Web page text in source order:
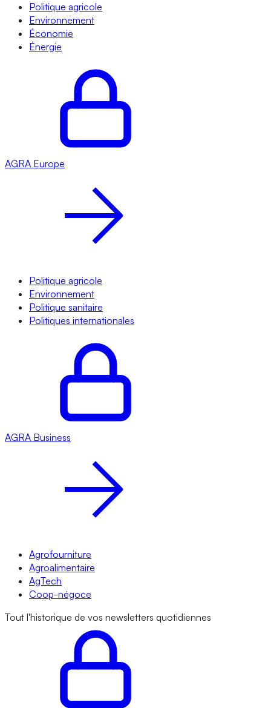
Politique agricole
Environnement
Économie
Énergie
AGRA Europe
Politique agricole
Environnement
Politique sanitaire
Politiques internationales
AGRA Business
Agrofourniture
Agroalimentaire
AgTech
Coop-négoce
Tout l'historique de vos newsletters quotidiennes